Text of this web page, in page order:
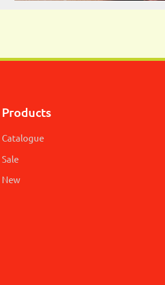
Products
Catalogue
Sale
New